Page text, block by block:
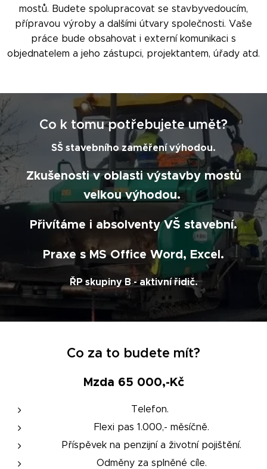
mostů. Budete spolupracovat se stavbyvedoucím,
přípravou výroby a dalšími útvary společnosti. Vaše
práce bude obsahovat i externí komunikaci s
objednatelem a jeho zástupci, projektantem, úřady atd.
Co k tomu potřebujete umět?
SŠ stavebního zaměření výhodou.
Zkušenosti v oblasti výstavby mostů
velkou výhodou.
Přivítáme i absolventy VŠ stavební.
Praxe s MS Office Word, Excel.
ŘP skupiny B - aktivní řidič.
Co za to budete mít?
Mzda 65 000,-Kč
Telefon.
Flexi pas 1.000,- měsíčně.
Příspěvek na penzijní a životní pojištění.
Odměny za splněné cíle.